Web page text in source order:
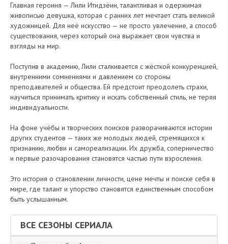
Главная героиня — Лили Итидзёин, талантливая и одержимая
живописью девушка, которая с ранних лет мечтает стать великой
художницей. Для неё искусство — не просто увлечение, а способ
существования, через который она выражает свои чувства и
взгляды на мир.
Поступив в академию, Лили сталкивается с жёсткой конкуренцией,
внутренними сомнениями и давлением со стороны
преподавателей и общества. Ей предстоит преодолеть страхи,
научиться принимать критику и искать собственный стиль, не теряя
индивидуальности.
На фоне учёбы и творческих поисков разворачиваются истории
других студентов — таких же молодых людей, стремящихся к
признанию, любви и самореализации. Их дружба, соперничество
и первые разочарования становятся частью пути взросления.
Это история о становлении личности, цене мечты и поиске себя в
мире, где талант и упорство становятся единственным способом
быть услышанным.
ВСЕ СЕЗОНЫ СЕРИАЛА